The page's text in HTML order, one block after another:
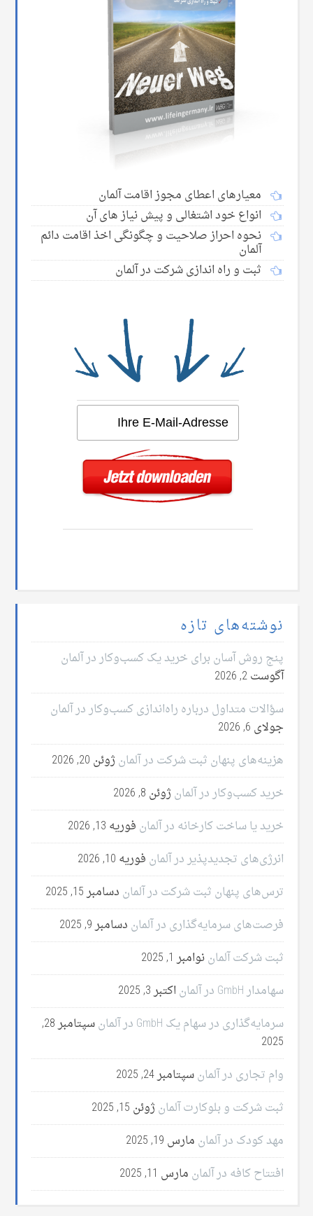
معیارهای اعطای مجوز اقامت آلمان
انواع خود اشتغالی و پیش نیاز های آن
نحوه احراز صلاحیت و چگونگی اخذ اقامت دائم
آلمان
ثبت و راه اندازی شرکت در آلمان
نوشته‌های تازه
پنج روش آسان برای خرید یک کسب‌وکار در آلمان
آگوست 2, 2026
سؤالات متداول درباره راه‌اندازی کسب‌وکار در آلمان
جولای 6, 2026
هزینه‌های پنهان ثبت شرکت در آلمان ژوئن 20, 2026
خرید کسب‌وکار در آلمان ژوئن 8, 2026
خرید یا ساخت کارخانه در آلمان فوریه 13, 2026
انرژی‌های تجدیدپذیر در آلمان فوریه 10, 2026
ترس‌های پنهان ثبت شرکت در آلمان دسامبر 15, 2025
فرصت‌های سرمایه‌گذاری در آلمان دسامبر 9, 2025
ثبت شرکت آلماننوامبر 1, 2025
سهامدار GmbH در آلمان
اکتبر 3, 2025
سرمایه‌گذاری در سهام یک GmbH در آلمان
سپتامبر 28,
2025
وام تجاری در آلمانسپتامبر 24, 2025
ثبت شرکت و بلوکارت آلمان ژوئن 15, 2025
مهد کودک در آلمان مارس 19, 2025
افتتاح کافه در آلمان مارس 11, 2025